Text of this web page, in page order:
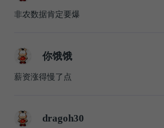
非农数据肯定要爆
你饿饿
薪资涨得慢了点
dragoh30